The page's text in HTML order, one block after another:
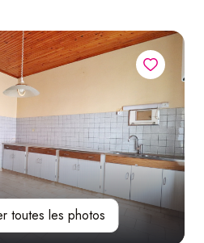
toutes les photos